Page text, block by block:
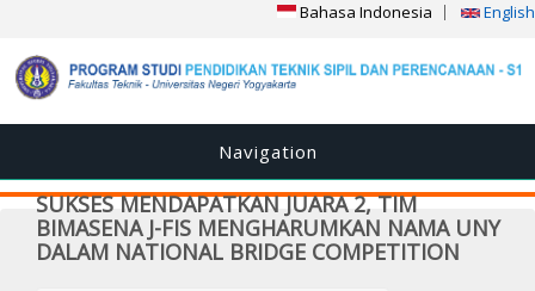
Bahasa Indonesia English
Navigation
SUKSES MENDAPATKAN JUARA 2, TIM
BIMASENA J-FIS MENGHARUMKAN NAMA UNY
DALAM NATIONAL BRIDGE COMPETITION